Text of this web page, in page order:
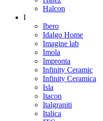
Halcon
I
Ibero
Idalgo Home
Imagine lab
Imola
Impronta
Infinity Ceramic
Infinity Ceramica
Isla
Itacon
Italgraniti
Italica